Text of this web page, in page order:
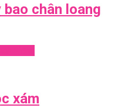
chân loang
xám